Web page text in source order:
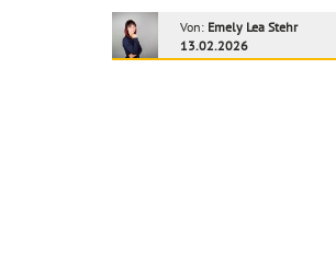
Von: Emely Lea Stehr
13.02.2026